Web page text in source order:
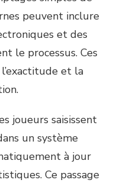
peuvent inclure
et des
le processus. Ces
et la
joueurs saisissent
un système
à jour
Ce passage